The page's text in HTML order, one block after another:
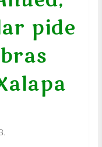
pide